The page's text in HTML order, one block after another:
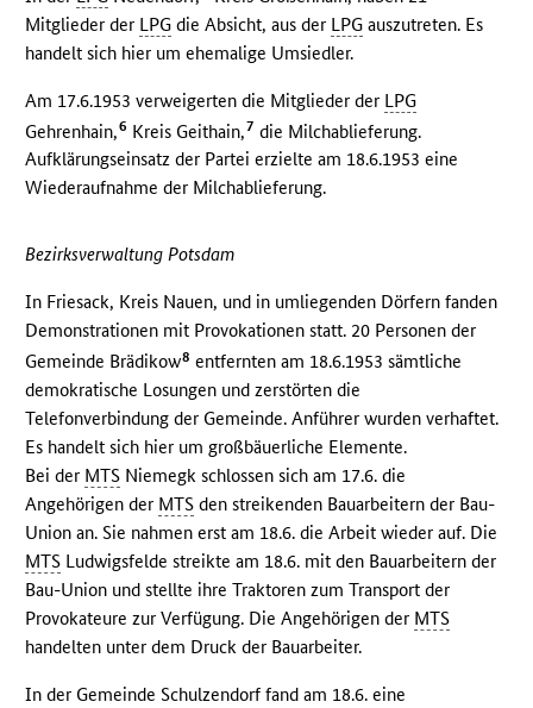
Mitglieder der LPG die Absicht, aus der LPG auszutreten. Es
handelt sich hier um ehemalige Umsiedler.
Am 17.6.1953 verweigerten die Mitglieder der LPG
Gehrenhain,6 Kreis Geithain,7 die Milchablieferung.
Aufklärungseinsatz der Partei erzielte am 18.6.1953 eine
Wiederaufnahme der Milchablieferung.
Bezirksverwaltung Potsdam
In Friesack, Kreis Nauen, und in umliegenden Dörfern fanden
Demonstrationen mit Provokationen statt. 20 Personen der
Gemeinde Brädikow8 entfernten am 18.6.1953 sämtliche
demokratische Losungen und zerstörten die
Telefonverbindung der Gemeinde. Anführer wurden verhaftet.
Es handelt sich hier um großbäuerliche Elemente.
Bei der MTS Niemegk schlossen sich am 17.6. die
Angehörigen der MTS den streikenden Bauarbeitern der Bau-
Union an. Sie nahmen erst am 18.6. die Arbeit wieder auf. Die
MTS Ludwigsfelde streikte am 18.6. mit den Bauarbeitern der
Bau-Union und stellte ihre Traktoren zum Transport der
Provokateure zur Verfügung. Die Angehörigen der MTS
handelten unter dem Druck der Bauarbeiter.
In der Gemeinde Schulzendorf fand am 18.6. eine